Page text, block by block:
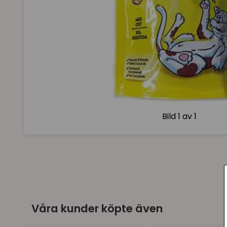
Bild1 av 1
Våra kunder köpte även